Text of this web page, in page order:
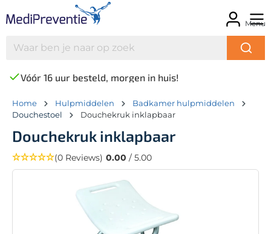
Menu
Vóór 16 uur besteld, morgen in huis!
Home Hulpmiddelen
Badkamer hulpmiddelen
Douchestoel
Douchekruk inklapbaar
Douchekruk inklapbaar
(0 Reviews) 0.00 / 5.00